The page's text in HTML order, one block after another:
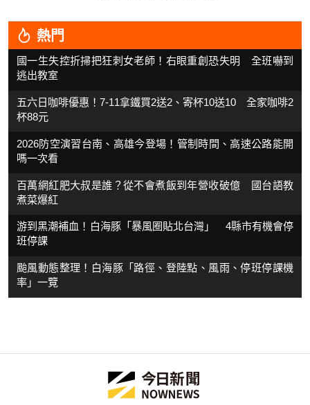
熱門
國一生失控折掃把狂刺女老師！右眼重創恐失明 全班嚇到
逃出教室
五六日咖啡優惠！7-11拿鐵買2送2、寄杯10送10 全家咖啡2
杯88元
2026防空演習台南、高雄今登場！管制時間、高速公路能開
嗎一次看
百萬網紅肥大叔是誰？從不會煮飯到年營收破億 國台語教
煮菜爆紅
游到黑潮補血！白海豚「暴風圈貼北台灣」 4縣市有機會停
班停課
颱風動態整理！白海豚「路徑、登陸點、風雨、停班停課機
率」一覽